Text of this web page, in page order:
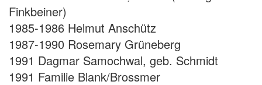
Finkbeiner)
1985-1986 Helmut Anschütz
1987-1990 Rosemary Grüneberg
1991 Dagmar Samochwal, geb. Schmidt
1991 Familie Blank/Brossmer